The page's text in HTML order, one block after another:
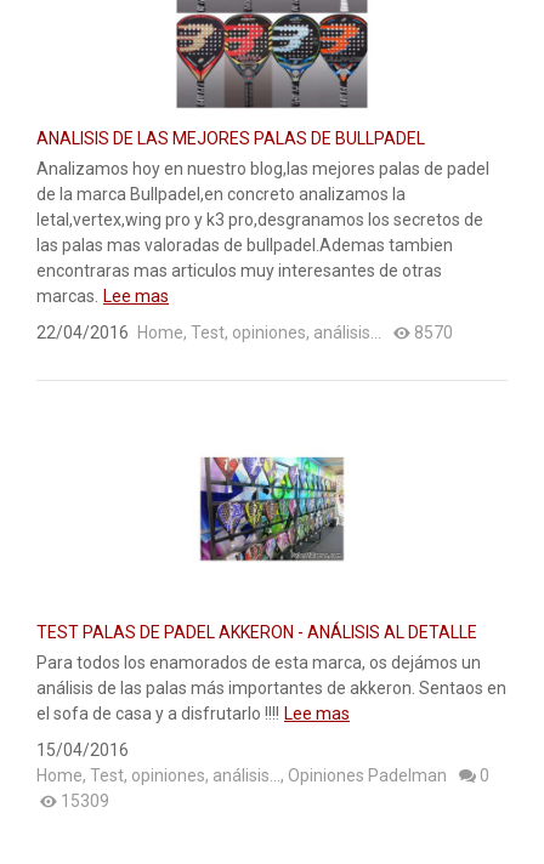
ANALISIS DE LAS MEJORES PALAS DE BULLPADEL
Analizamos hoy en nuestro blog,las mejores palas de padel
de la marca Bullpadel,en concreto analizamos la
letal,vertex,wing pro y k3 pro,desgranamos los secretos de
las palas mas valoradas de bullpadel.Ademas tambien
encontraras mas articulos muy interesantes de otras
marcas.
Lee mas
22/04/2016
Home, Test, opiniones, análisis... 8570
TEST PALAS DE PADEL AKKERON - ANÁLISIS AL DETALLE
Para todos los enamorados de esta marca, os dejámos un
análisis de las palas más importantes de akkeron. Sentaos en
el sofa de casa y a disfrutarlo !!!! Lee mas
15/04/2016
Home, Test, opiniones, análisis... , Opiniones Padelman
0
15309